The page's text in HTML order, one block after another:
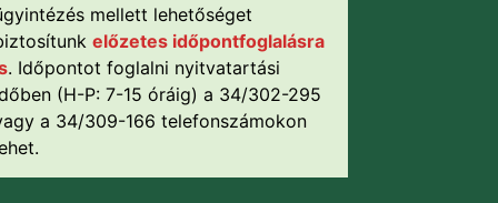
mellett lehetőséget
előzetes időpontfoglalásra
. Időpontot foglalni nyitvatartási
(H-P: 7-15 óráig) a 34/302-295
a 34/309-166 telefonszámokon